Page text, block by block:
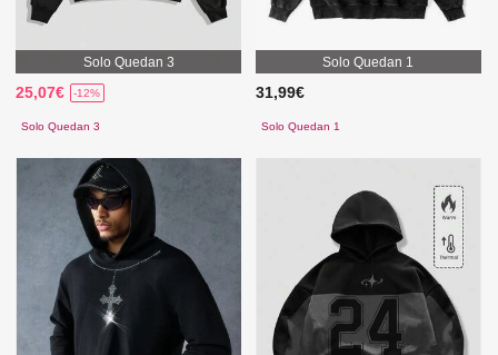
Solo Quedan 3
25,07€ -12%
Solo Quedan 3
Solo Quedan 1
31,99€
Solo Quedan 1